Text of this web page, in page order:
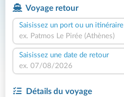
Voyage retour
Saisissez un port ou un itinéraire
Saisissez une date de retour
Détails du voyage